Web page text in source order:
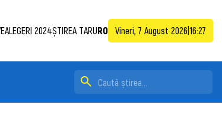
ALEGERI 2024ȘTIREA TARURO Vineri, 7 August 2026 16:27